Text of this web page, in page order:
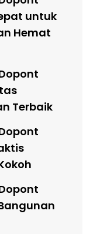
untuk
Hemat
Terbaik